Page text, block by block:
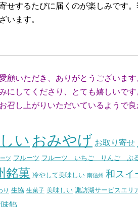
せするたびに届くのが楽しみです
ざいます。
愛知
顧いただき、ありがとうございます
してくださり、とても嬉しいです
し上がりいただいているようで良
タッ
い おみやげ お取り寄せ
ツ フルーツ フルーツ いちご りんご ぶ
銘菓 冷やして美味しい 南信州 和スイ
り 生協 生菓子 美味しい 諏訪湖サービスエリ
餡